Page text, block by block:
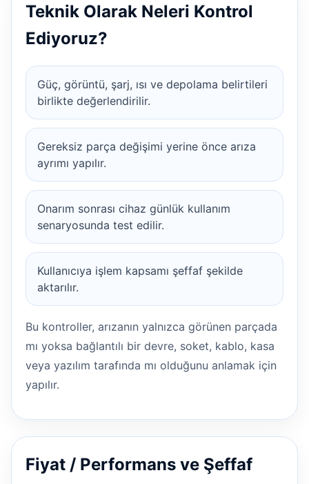
Teknik Olarak Neleri Kontrol
Ediyoruz?
Güç, görüntü, şarj, ısı ve depolama belirtileri
birlikte değerlendirilir.
Gereksiz parça değişimi yerine önce arıza
ayrımı yapılır.
Onarım sonrası cihaz günlük kullanım
senaryosunda test edilir.
Kullanıcıya işlem kapsamı şeffaf şekilde
aktarılır.
Bu kontroller, arızanın yalnızca görünen parçada
mı yoksa bağlantılı bir devre, soket, kablo, kasa
veya yazılım tarafında mı olduğunu anlamak için
yapılır.
Fiyat / Performans ve Şeffaf